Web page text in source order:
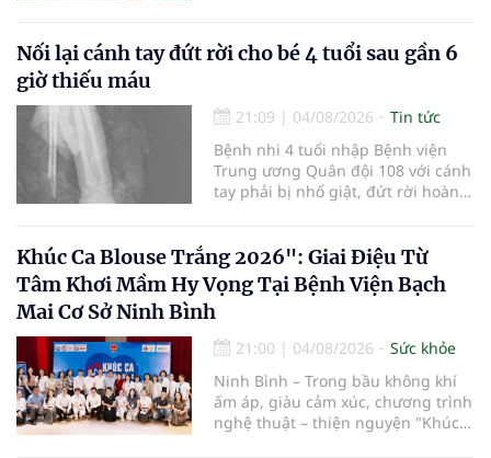
cường truyền thông, hoàn thiện
quy trình chuyên môn và hệ thống
hiến và ghép mô tạng.
Nối lại cánh tay đứt rời cho bé 4 tuổi sau gần 6
giờ thiếu máu
21:09 | 04/08/2026
Tin tức
Bệnh nhi 4 tuổi nhập Bệnh viện
Trung ương Quân đội 108 với cánh
tay phải bị nhổ giật, đứt rời hoàn
thương nặng và thời gian thiếu
máu kéo dài, các bác sĩ đã tái lập
tuần hoàn thành công sau ca vi
phẫu kéo dài 3 giờ.
Khúc Ca Blouse Trắng 2026": Giai Điệu Từ
Tâm Khơi Mầm Hy Vọng Tại Bệnh Viện Bạch
Mai Cơ Sở Ninh Bình
21:00 | 04/08/2026
Sức khỏe
Ninh Bình – Trong bầu không khí
ấm áp, giàu cảm xúc, chương trình
nghệ thuật – thiện nguyện "Khúc